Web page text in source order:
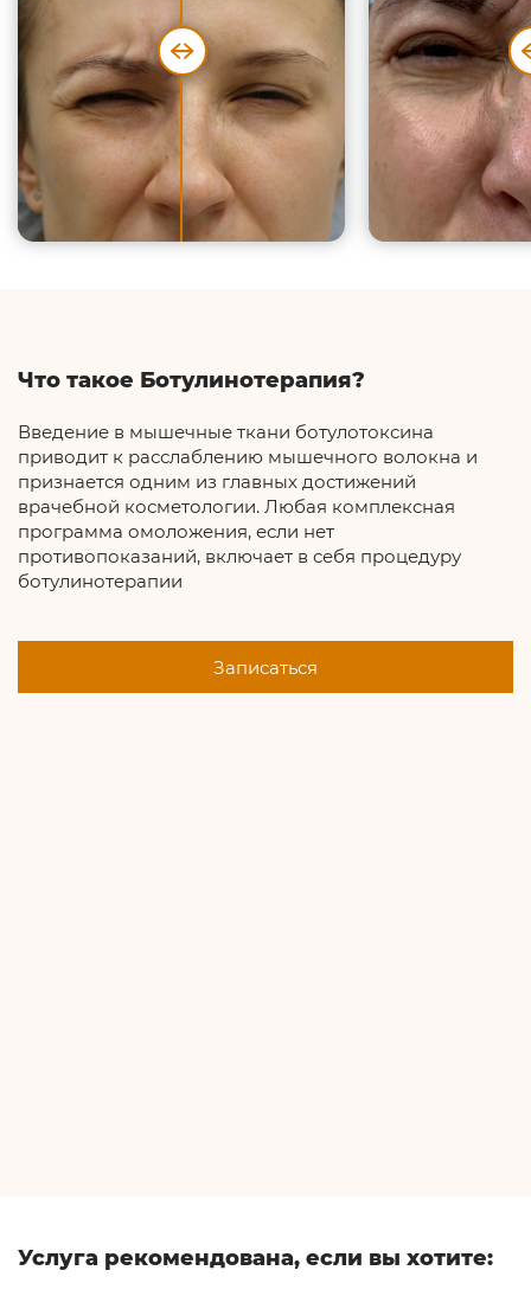
Что такое Ботулинотерапия?
Введение в мышечные ткани ботулотоксина
приводит к расслаблению мышечного волокна и
признается одним из главных достижений
врачебной косметологии. Любая комплексная
программа омоложения, если нет
противопоказаний, включает в себя процедуру
ботулинотерапии
Записаться
Услуга рекомендована, если вы хотите: